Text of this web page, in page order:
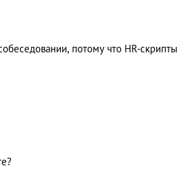
потому что HR-скрипты